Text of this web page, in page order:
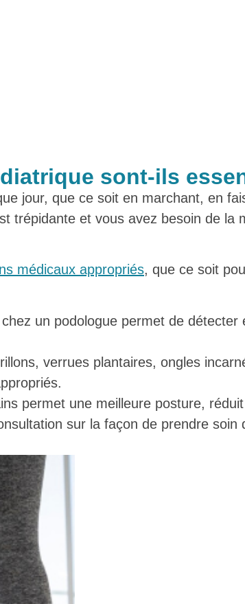
sont-ils
jour, que ce soit en marchant, en
trépidante et vous avez besoin de la
médicaux appropriés, que ce soit
un podologue permet de
verrues plantaires, ongles
permet une meilleure posture,
sur la façon de prendre soin